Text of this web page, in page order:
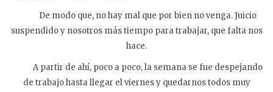
De modo que, no hay mal que por bien no venga. Juicio
suspendido y nosotros más tiempo para trabajar, que falta nos
hace.
A partir de ahí, poco a poco, la semana se fue despejando
de trabajo hasta llegar el viernes y quedarnos todos muy